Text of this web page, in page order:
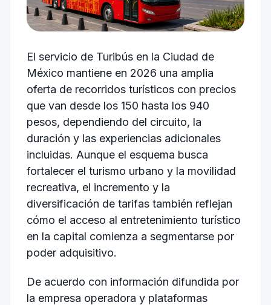
El servicio de Turibús en la Ciudad de
México mantiene en 2026 una amplia
oferta de recorridos turísticos con precios
que van desde los 150 hasta los 940
pesos, dependiendo del circuito, la
duración y las experiencias adicionales
incluidas. Aunque el esquema busca
fortalecer el turismo urbano y la movilidad
recreativa, el incremento y la
diversificación de tarifas también reflejan
cómo el acceso al entretenimiento turístico
en la capital comienza a segmentarse por
poder adquisitivo.
De acuerdo con información difundida por
la empresa operadora y plataformas